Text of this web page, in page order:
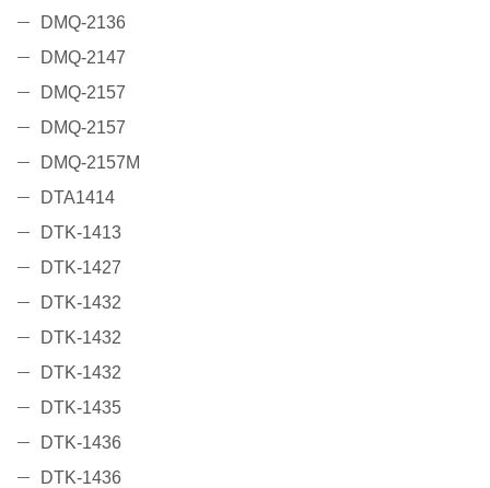
DMQ-2136
DMQ-2147
DMQ-2157
DMQ-2157
DMQ-2157M
DTA1414
DTK-1413
DTK-1427
DTK-1432
DTK-1432
DTK-1432
DTK-1435
DTK-1436
DTK-1436